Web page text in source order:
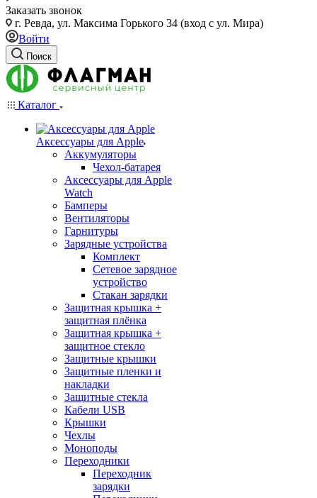
Заказать звонок
г. Ревда, ул. Максима Горького 34 (вход с ул. Мира)
Войти
Поиск
Каталог
Аксессуары для Apple
Аккумуляторы
Чехол-батарея
Аксессуары для Apple
Watch
Бамперы
Вентиляторы
Гарнитуры
Зарядные устройства
Комплект
Сетевое зарядное
устройство
Стакан зарядки
Защитная крышка +
защитная плёнка
Защитная крышка +
защитное стекло
Защитные крышки
Защитные пленки и
накладки
Защитные стекла
Кабели USB
Крышки
Чехлы
Моноподы
Переходники
Переходник
зарядки